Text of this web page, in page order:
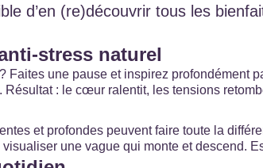
d’en (re)découvrir tous les
stress naturel
Faites une pause et inspirez profondément
: le cœur ralentit, les tensions
et profondes peuvent faire toute la
une vague qui monte et descend.